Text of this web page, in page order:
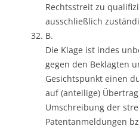
Rechtsstreit zu
ausschließlich
B.
Die Klage ist indes
gegen den Beklagten
Gesichtspunkt einen
auf (anteilige)
Umschreibung der
Patentanmeldungen